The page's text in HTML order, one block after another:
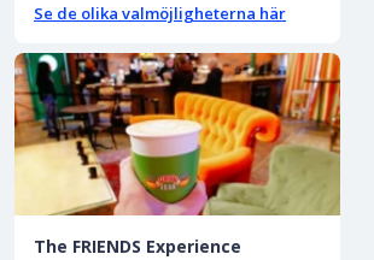
Se de olika valmöjligheterna här
The FRIENDS Experience